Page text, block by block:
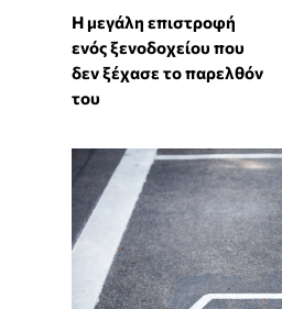
Η μεγάλη επιστροφή
ενός ξενοδοχείου που
δεν ξέχασε το παρελθόν
του